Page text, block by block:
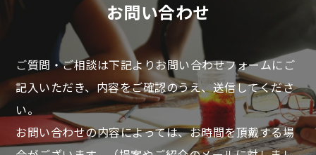
お問い合わせ
ご質問・ご相談は下記よりお問い合わせフォームにご
記入いただき、内容をご確認のうえ、送信してくださ
い。
お問い合わせの内容によっては、お時間を頂戴する場